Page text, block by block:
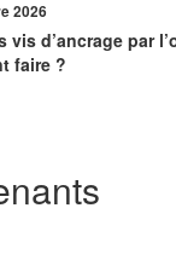
2026
vis d’ancrage par
faire ?